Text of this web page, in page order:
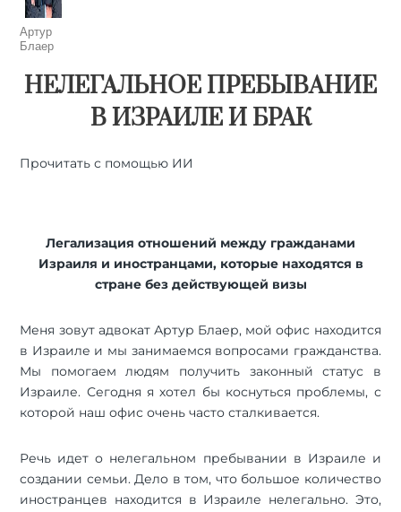
Артур
Блаер
НЕЛЕГАЛЬНОЕ ПРЕБЫВАНИЕ
В ИЗРАИЛЕ И БРАК
Прочитать с помощью ИИ
Легализация отношений между гражданами
Израиля и иностранцами, которые находятся в
стране без действующей визы
Меня зовут адвокат Артур Блаер, мой офис находится
в Израиле и мы занимаемся вопросами гражданства.
Мы помогаем людям получить законный статус в
Израиле. Сегодня я хотел бы коснуться проблемы, с
которой наш офис очень часто сталкивается.
Речь идет о нелегальном пребывании в Израиле и
создании семьи. Дело в том, что большое количество
иностранцев находится в Израиле нелегально. Это,